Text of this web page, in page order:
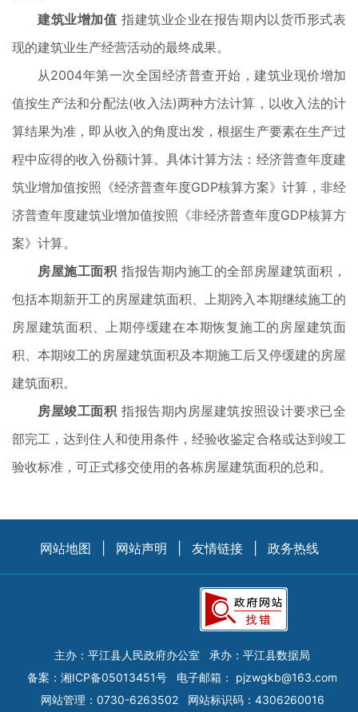
建筑业增加值 指建筑业企业在报告期内以货币形式表
现的建筑业生产经营活动的最终成果。
从2004年第一次全国经济普查开始，建筑业现价增加
值按生产法和分配法(收入法)两种方法计算，以收入法的计
算结果为准，即从收入的角度出发，根据生产要素在生产过
程中应得的收入份额计算。具体计算方法：经济普查年度建
筑业增加值按照《经济普查年度GDP核算方案》计算，非经
济普查年度建筑业增加值按照《非经济普查年度GDP核算方
案》计算。
房屋施工面积 指报告期内施工的全部房屋建筑面积，
包括本期新开工的房屋建筑面积、上期跨入本期继续施工的
房屋建筑面积、上期停缓建在本期恢复施工的房屋建筑面
积、本期竣工的房屋建筑面积及本期施工后又停缓建的房屋
建筑面积。
房屋竣工面积 指报告期内房屋建筑按照设计要求已全
部完工，达到住人和使用条件，经验收鉴定合格或达到竣工
验收标准，可正式移交使用的各栋房屋建筑面积的总和。
网站地图 网站声明 友情链接 政务热线
主办：平江县人民政府办公室
承办：平江县数据局
备案： 湘ICP备05013451号 电子邮箱： pjzwgkb@163.com
网站管理：0730-6263502
网站标识码：4306260016